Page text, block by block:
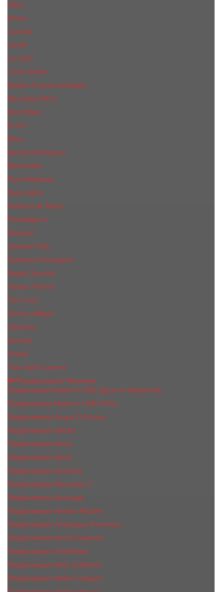
Kilian
Kenzo
Lacoste
Lanvin
Le Labo
Louis Vuitton
Maison Francis Kurkdjian
Mercedes-Benz
Mont Blanc
M.А.C.
Mexx
Narciso Rodriguez
Nasomatto
Paco Rabanne
Paris Hilton
Parfums de Marly
Penhaligon​'s
RicHarD
Salvador Dali
Salvatore Ferragamo
Sergio Tacchini
Tiziana Terenzi
Tom Ford
Tommy Hilfiger
Valentino
Versace
Xerjoff
Yves Saint Laurent
Парфюмерия Премиум
Парфюмерия Made In UAE (Духи из Эмиратов)
Парфюмерия Made In UAE A Plus
Парфюмерия Acqua Di Parma
Парфюмерия Adisha
Парфюмерия Afnan
Парфюмерия Ajmal
Парфюмерия Aj Arabia
Парфюмерия Alexandre J.
Парфюмерия Amouage
Парфюмерия Antonio Maretti
Парфюмерия Arabesque Perfumes
Парфюмерия Ard Al Zaafaran
Парфюмерия ArteOlfatto
Парфюмерия Attar Collection
Парфюмерия Atelier Cologne